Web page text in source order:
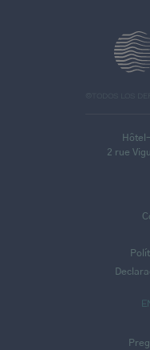
©TODOS LOS
2 rue